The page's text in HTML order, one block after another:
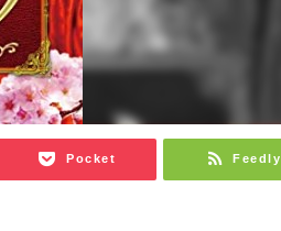
Pocket Feedly